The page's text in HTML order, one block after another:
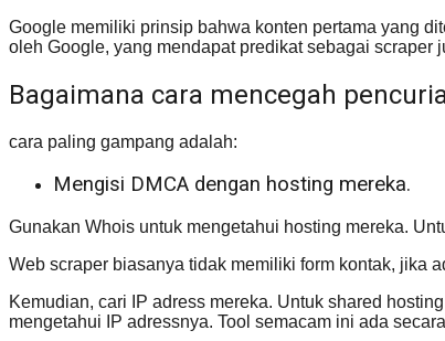
Google memiliki prinsip bahwa konten pertama yang
oleh Google, yang mendapat predikat sebagai scraper
Bagaimana cara mencegah
cara paling gampang adalah:
Mengisi DMCA dengan hosting mereka.
Gunakan Whois untuk mengetahui hosting mereka.
Web scraper biasanya tidak memiliki form kontak, jika
Kemudian, cari IP adress mereka. Untuk shared
mengetahui IP adressnya. Tool semacam ini ada